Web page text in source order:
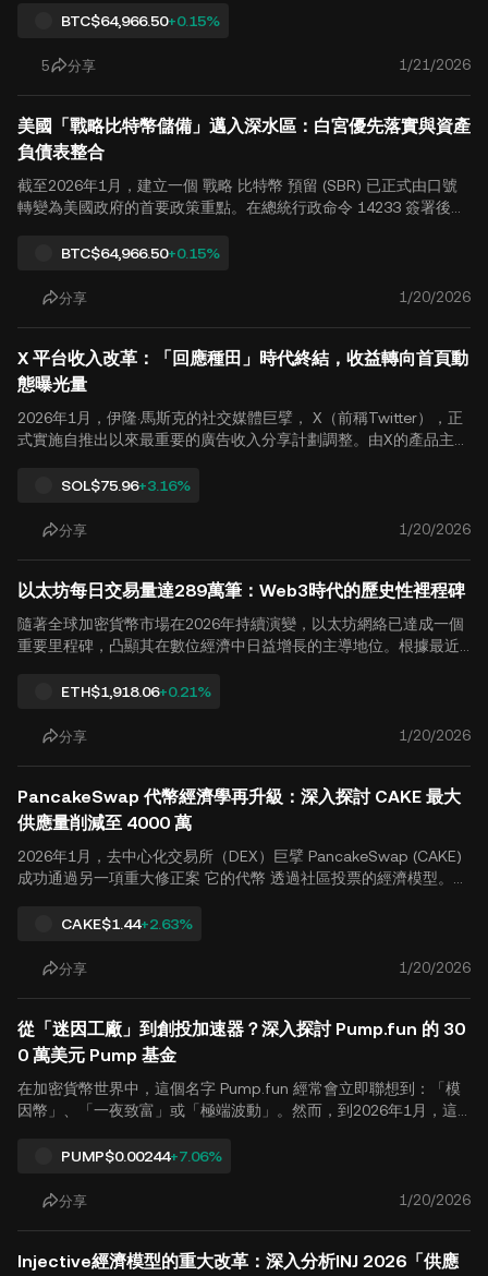
市場的動盪。美國金融 市場 股市、債券和貨幣同時出現拋售。主要
來最大的單日跌幅。風險厭惡情緒推動資金流入黃金避險，導致波
下，加密貨幣市場情緒急劇惡化。比特幣跌破88,000美元關卡，創
下近兩個月來最糟糕的單日表現，連.
BTC$64,966.50+0.15%
5 分享 1/21/2026
美國「戰略比特幣儲備」邁入深水區：白宮優先落實與資產
負債表整合
截至2026年1月，建立一個 戰略 比特幣 預留 (SBR) 已正式由口號
轉變為美國政府的首要政策重點。在總統行政命令 14233 簽署後，
認來自 帕崔克·維特，總統數字資產顧問委員會執行董事重申，該儲
文」，以彌合現有沒收法律與永久國家儲備資產之間的差距。 一、
拍賣。2026 年，這種模式已經徹底顛覆。 停止抽搐銷售： 白宮已
向所有聯邦機構發出指令，.
BTC$64,966.50+0.15%
分享 1/20/2026
X 平台收入改革：「回應種田」時代終結，收益轉向首頁動
態曝光量
2026年1月，伊隆·馬斯克的社交媒體巨擘， X（前稱Twitter），正
式實施自推出以來最重要的廣告收入分享計劃調整。由X的產品主管
月19日起， 從回覆產生的印象將不再納入收入計算。 相反，創作者
結構的重新組織 X 創作者的貨幣化模式，在加密貨幣社群中引起震
X 的收益主要取決於高級用戶在熱門帖子回覆部分所看到的廣告點
擊。這導致了.
SOL$75.96+3.16%
分享 1/20/2026
以太坊每日交易量達289萬筆：Web3時代的歷史性裡程碑
隨著全球加密貨幣市場在2026年持續演變，以太坊網絡已達成一個
重要里程碑，凸顯其在數位經濟中日益增長的主導地位。根據最近
往紀錄，標誌著網絡效用的新階段。 這波激增不僅僅是數字上的勝
式的根本性轉變。從一個 加密貨幣 愛好者，這份紀錄提供了對進展
萬筆並非孤立事件，而是多年基礎建設的結果。幾個關鍵因素已匯
聚，使這成為可能.
ETH$1,918.06+0.21%
分享 1/20/2026
PancakeSwap 代幣經濟學再升級：深入探討 CAKE 最大
供應量削減至 4000 萬
2026年1月，去中心化交易所（DEX）巨擘 PancakeSwap (CAKE)
成功通過另一項重大修正案 它的代幣 透過社區投票的經濟模型。根
式從 4.5億至4億個代幣。 這項調整標誌著該協議邁向「超音波」通
CAKE的長期價值邏輯 以及稀缺性在當代的演變本質 DeFi 生態系
在 2023 年底因將最大供應量從 7.5 億減少至 4.
CAKE$1.44+2.63%
分享 1/20/2026
從「迷因工廠」到創投加速器？深入探討 Pump.fun 的 30
0 萬美元 Pump 基金
在加密貨幣世界中，這個名字 Pump.fun 經常會立即聯想到：「模
因幣」、「一夜致富」或「極端波動」。然而，到2026年1月，這
推出其專門的投資部門， Pump Fund，連同 300萬美元「公開開
台從僅作為投機資產的發射台，轉變為初創企業的合法孵化器。對
影響。 一、Pump Fund 與 BiP 開發者大賽：重新構想早期資金.
PUMP$0.00244+7.06%
分享 1/20/2026
Injective經濟模型的重大改革：深入分析INJ 2026「供應